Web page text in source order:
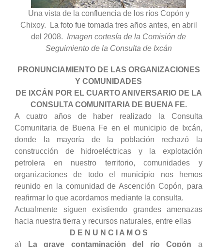
Una vista de la confluencia de los ríos Copón y
Chixoy. La foto fue tomada tres años antes, en abril
del 2008. Imagen cortesía de la Comisión de
Seguimiento de la Consulta de Ixcán
PRONUNCIAMIENTO DE LAS ORGANIZACIONES
Y COMUNIDADES
DE IXCÁN POR EL CUARTO ANIVERSARIO DE LA
CONSULTA COMUNITARIA DE BUENA FE.
A cuatro años de haber realizado la Consulta
Comunitaria de Buena Fe en el municipio de Ixcán,
donde la mayoría de la población rechazó la
construcción de hidroeléctricas y la explotación
petrolera en nuestro territorio, comunidades y
organizaciones de todo el municipio nos hemos
reunido en la comunidad de Ascención Copón, para
reafirmar lo que acordamos mediante la consulta.
Actualmente siguen existiendo grandes amenazas
hacia nuestra tierra y recursos naturales, entre ellas
D E N U N C I A M O S
a)
La grave contaminación del río Copón a